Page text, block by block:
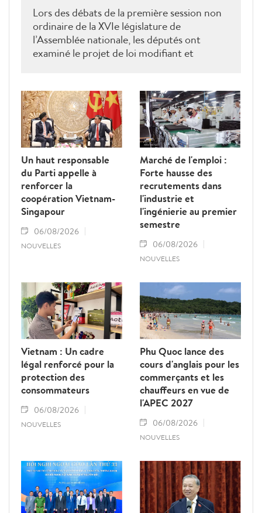
Lors des débats de la première session non
ordinaire de la XVIe législature de
l’Assemblée nationale, les députés ont
examiné le projet de loi modifiant et
contrat. Ils ont proposé plusieurs mesures
visant à renforcer la gestion de l’État, à
lutter contre les fraudes et à mieux
protéger les droits et les intérêts légitimes
des travailleurs.
Un haut responsable
du Parti appelle à
renforcer la
coopération Vietnam-
Singapour
06/08/2026
NOUVELLES
Marché de l'emploi :
Forte hausse des
recrutements dans
l'industrie et
l'ingénierie au premier
semestre
06/08/2026
NOUVELLES
Vietnam : Un cadre
légal renforcé pour la
protection des
consommateurs
06/08/2026
NOUVELLES
Phu Quoc lance des
cours d'anglais pour les
commerçants et les
chauffeurs en vue de
l'APEC 2027
06/08/2026
NOUVELLES